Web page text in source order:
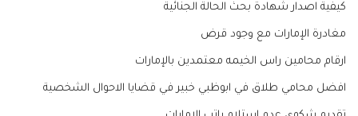
كيفية اصدار شهادة بحث الحالة الجنائية
مغادرة الإمارات مع وجود قرض
ارقام محامين راس الخيمه معتمدين بالإمارات
افضل محامي طلاق في ابوظبي خبير في قضايا الاحوال الشخصية